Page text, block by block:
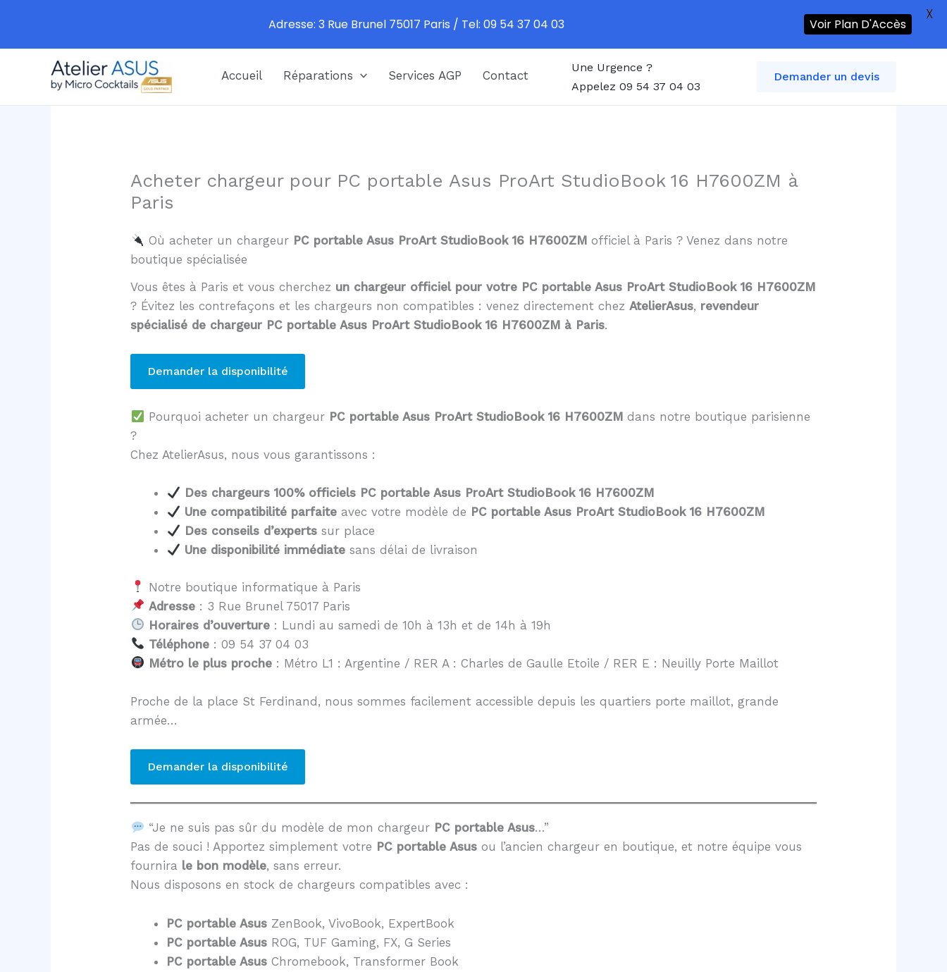
Accueil Réparations Services AGP Contact
Une Urgence ?
Appelez 09 54 37 04 03
Demander un devis
Acheter chargeur pour PC portable Asus ProArt StudioBook 16 H7600ZM à
Paris
Où acheter un chargeur PC portable Asus ProArt StudioBook 16 H7600ZM officiel à Paris ? Venez dans notre
boutique spécialisée
Vous êtes à Paris et vous cherchez un chargeur officiel pour votre PC portable Asus ProArt StudioBook 16 H7600ZM
? Évitez les contrefaçons et les chargeurs non compatibles : venez directement chezAtelierAsus, revendeur
spécialisé de chargeur PC portable Asus ProArt StudioBook 16 H7600ZM à Paris.
Demander la disponibilité
Pourquoi acheter un chargeur PC portable Asus ProArt StudioBook 16 H7600ZMdans notre boutique parisienne
?
Chez AtelierAsus, nous vous garantissons :
Des chargeurs 100% officiels PC portable Asus ProArt StudioBook 16 H7600ZM
Une compatibilité parfaiteavec votre modèle de PC portable Asus ProArt StudioBook 16 H7600ZM
Des conseils d’expertssur place
Une disponibilité immédiatesans délai de livraison
Notre boutique informatique à Paris
Adresse: 3 Rue Brunel 75017 Paris
Horaires d’ouverture: Lundi au samedi de 10h à 13h et de 14h à 19h
Téléphone: 09 54 37 04 03
Métro le plus proche: Métro L1 : Argentine / RER A : Charles de Gaulle Etoile / RER E : Neuilly Porte Maillot
Proche de la place St Ferdinand, nous sommes facilement accessible depuis les quartiers porte maillot, grande
armée…
Demander la disponibilité
“Je ne suis pas sûr du modèle de mon chargeur PC portable Asus…”
Pas de souci ! Apportez simplement votre PC portable Asusou l’ancien chargeur en boutique, et notre équipe vous
fournira le bon modèle, sans erreur.
Nous disposons en stock de chargeurs compatibles avec :
PC portable Asus ZenBook, VivoBook, ExpertBook
PC portable Asus ROG, TUF Gaming, FX, G Series
PC portable AsusChromebook, Transformer Book
Adresse: 3 Rue Brunel 75017 Paris / Tel: 09 54 37 04 03 Voir Plan D'Accès
X